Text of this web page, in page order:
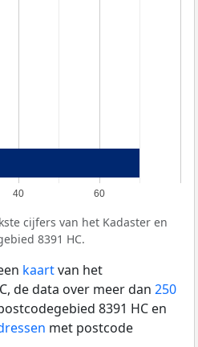
40 60
cijfers van het Kadaster en
8391 HC.
kaartvan het
de data over meer dan 250
8391 HC en
met postcode